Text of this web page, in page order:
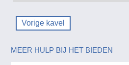
Vorige kavel
MEER HULP BIJ HET BIEDEN